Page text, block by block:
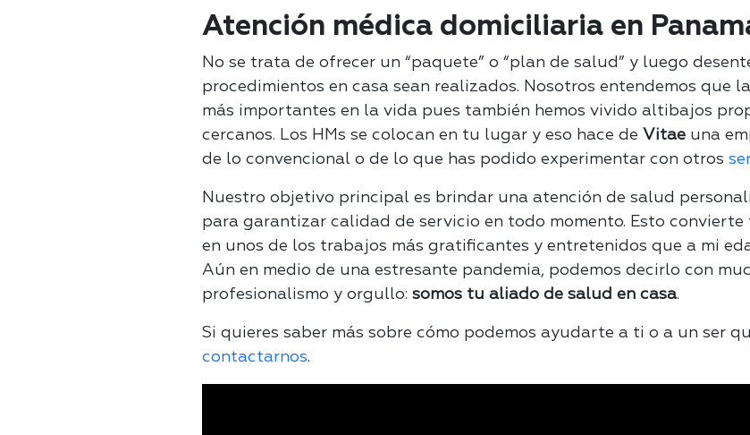
Atención médica domiciliaria en
No se trata de ofrecer un “paquete” o “plan de salud” y luego
procedimientos en casa sean realizados. Nosotros entendemos que
más importantes en la vida pues también hemos vivido altibajos
cercanos. Los HMs se colocan en tu lugar y eso hace de Vitaeuna
de lo convencional o de lo que has podido experimentar con otros
Nuestro objetivo principal es brindar una atención de salud
para garantizar calidad de servicio en todo momento. Esto convierte
en unos de los trabajos más gratificantes y entretenidos que a mi
Aún en medio de una estresante pandemia, podemos decirlo con
profesionalismo y orgullo: somos tu aliado de salud en casa.
Si quieres saber más sobre cómo podemos ayudarte a ti o a un ser
contactarnos.